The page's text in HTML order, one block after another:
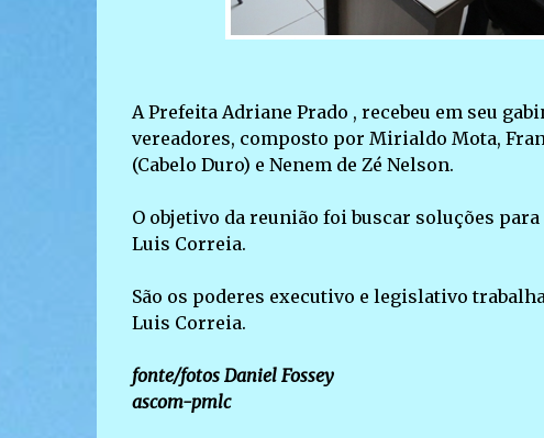
A Prefeita Adriane Prado , recebeu em seu
vereadores, composto por Mirialdo Mota,
(Cabelo Duro) e Nenem de Zé Nelson.
O objetivo da reunião foi buscar soluções
Luis Correia.
São os poderes executivo e legislativo
Luis Correia.
fonte/fotos Daniel Fossey
ascom-pmlc